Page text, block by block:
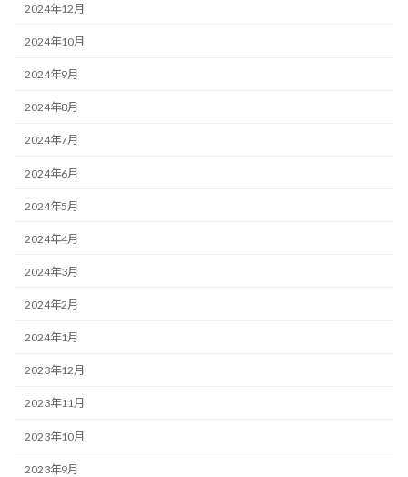
2024年12月
2024年10月
2024年9月
2024年8月
2024年7月
2024年6月
2024年5月
2024年4月
2024年3月
2024年2月
2024年1月
2023年12月
2023年11月
2023年10月
2023年9月